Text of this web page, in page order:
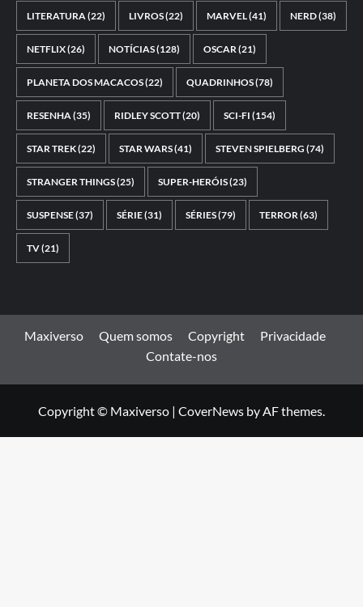
LITERATURA(22) LIVROS(22) MARVEL(41) NERD(38)
NETFLIX(26) NOTÍCIAS(128) OSCAR(21)
PLANETA DOS MACACOS(22) QUADRINHOS(78)
RESENHA(35) RIDLEY SCOTT(20) SCI-FI (154)
STAR TREK(22) STAR WARS(41) STEVEN SPIELBERG (74)
STRANGER THINGS(25) SUPER-HERÓIS(23)
SUSPENSE(37) SÉRIE(31) SÉRIES(79) TERROR(63)
TV(21)
Maxiverso Quem somos Copyright
Privacidade
Contate-nos
Copyright © Maxiverso | CoverNews by AF themes.